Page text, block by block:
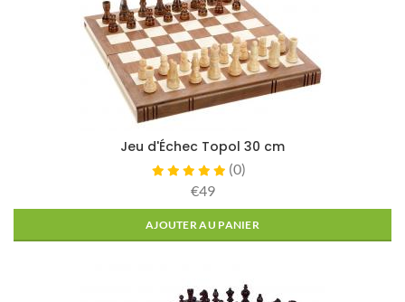
Jeu d'Échec Topol 30 cm
(0)
€49
AJOUTER AU PANIER